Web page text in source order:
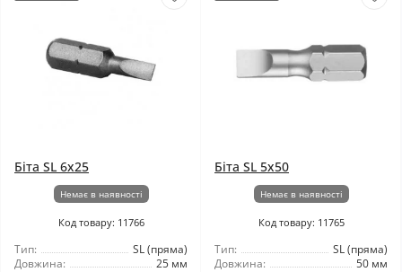
Біта SL 6x25
Немає в наявності
Код товару: 11766
Тип:
SL (пряма)
Довжина:
25 мм
Біта SL 5x50
Немає в наявності
Код товару: 11765
Тип:
SL (пряма)
Довжина:
50 мм